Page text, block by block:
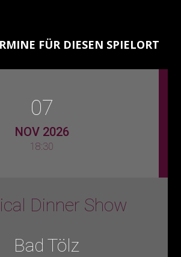
FÜR DIESEN SPIELORT
07
NOV 2026
18:30
Dinner Show
Bad Tölz